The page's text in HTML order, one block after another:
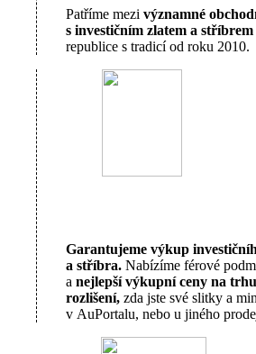
Patříme mezi významné
s investičním zlatem a stříbrem
republice s tradicí od roku 2010.
Garantujeme výkup
a stříbra. Nabízíme férové
a nejlepší výkupní ceny na
rozlišení, zda jste své slitky a
v AuPortalu, nebo u jiného